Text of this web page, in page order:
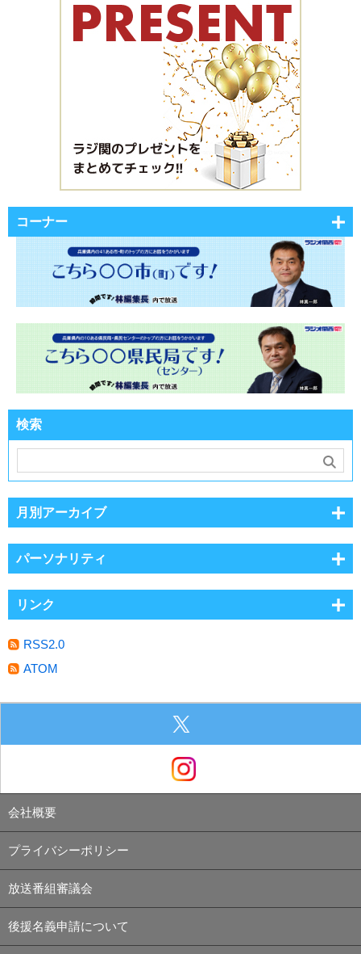
コーナー
検索
月別アーカイブ
パーソナリティ
リンク
RSS2.0
ATOM
会社概要
プライバシーポリシー
放送番組審議会
後援名義申請について